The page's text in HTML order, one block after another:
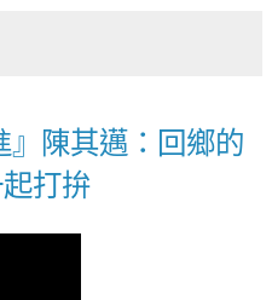
』陳其邁：回鄉的
打拚